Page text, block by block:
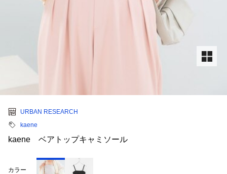
URBAN RESEARCH
kaene
kaene ベアトップキャミソール
カラー